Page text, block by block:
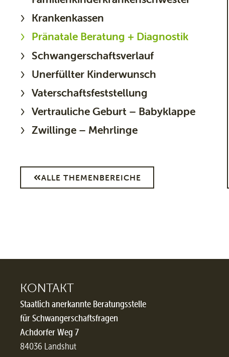
Krankenkassen
Pränatale Beratung + Diagnostik
Schwangerschaftsverlauf
Unerfüllter Kinderwunsch
Vaterschaftsfeststellung
Vertrauliche Geburt – Babyklappe
Zwillinge – Mehrlinge
ALLE THEMENBEREICHE
KONTAKT
Staatlich anerkannte Beratungsstelle
für Schwangerschaftsfragen
Achdorfer Weg 7
84036 Landshut